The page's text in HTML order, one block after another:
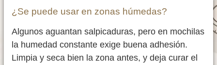
¿Se puede usar en zonas húmedas?
Algunos aguantan salpicaduras, pero en mochilas
la humedad constante exige buena adhesión.
Limpia y seca bien la zona antes, y deja curar el